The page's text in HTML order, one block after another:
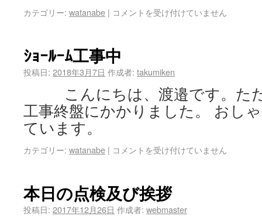
カテゴリー: watanabe | コメントを受け付けていません
ｼｮｰﾙｰﾑ工事中
投稿日: 2018年3月7日 作成者: takumiken
こんにちは、渡邉です。ただ
工事終盤にかかりました。 おし
ています。
カテゴリー: watanabe | コメントを受け付けていません
本日の点検及び挨拶
投稿日: 2017年12月26日 作成者: webmaster